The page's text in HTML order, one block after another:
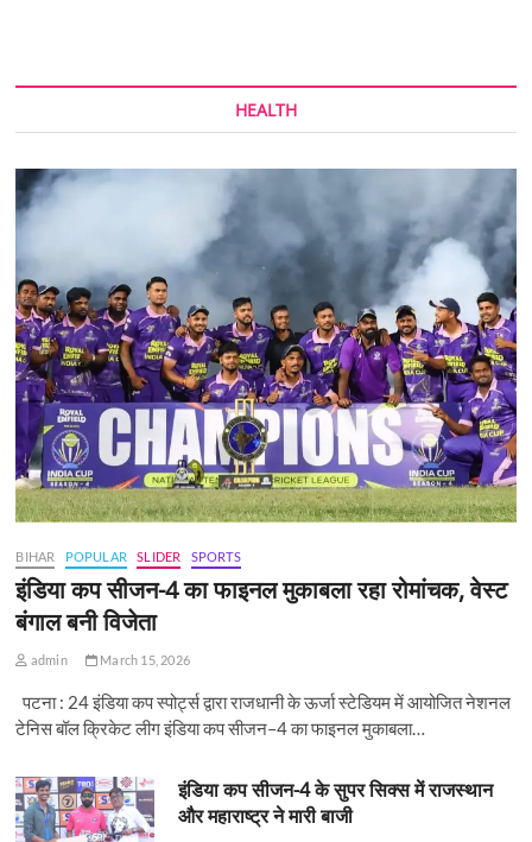
HEALTH
BIHAR POPULAR SLIDER SPORTS
इंडिया कप सीजन-4 का फाइनल मुकाबला रहा रोमांचक, वेस्ट
बंगाल बनी विजेता
admin March 15, 2026
पटना : 24 इंडिया कप स्पोर्ट्स द्वारा राजधानी के ऊर्जा स्टेडियम में आयोजित नेशनल
टेनिस बॉल क्रिकेट लीग इंडिया कप सीजन–4 का फाइनल मुकाबला…
इंडिया कप सीजन-4 के सुपर सिक्स में राजस्थान
और महाराष्ट्र ने मारी बाजी